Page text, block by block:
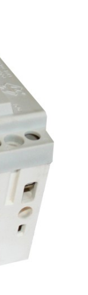
диэлектрические
Стремянки с
Стремянки с
опорой
Ширмы
РЗА (шторы)
Штендеры
Щиты
диэлектрические